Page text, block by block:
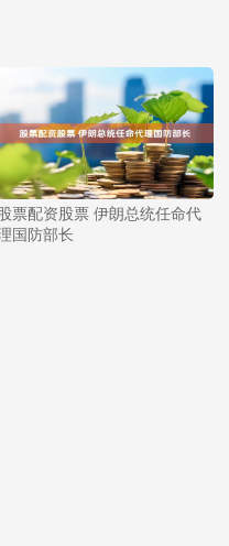
票配资股票 伊朗总统任命代
国防部长